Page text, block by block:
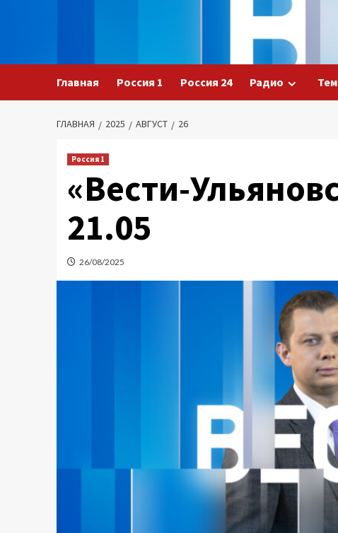
Главная Россия 1 Россия 24 Радио
ГЛАВНАЯ 2025 АВГУСТ 26
Россия 1
«Вести-
21.05
26/08/2025